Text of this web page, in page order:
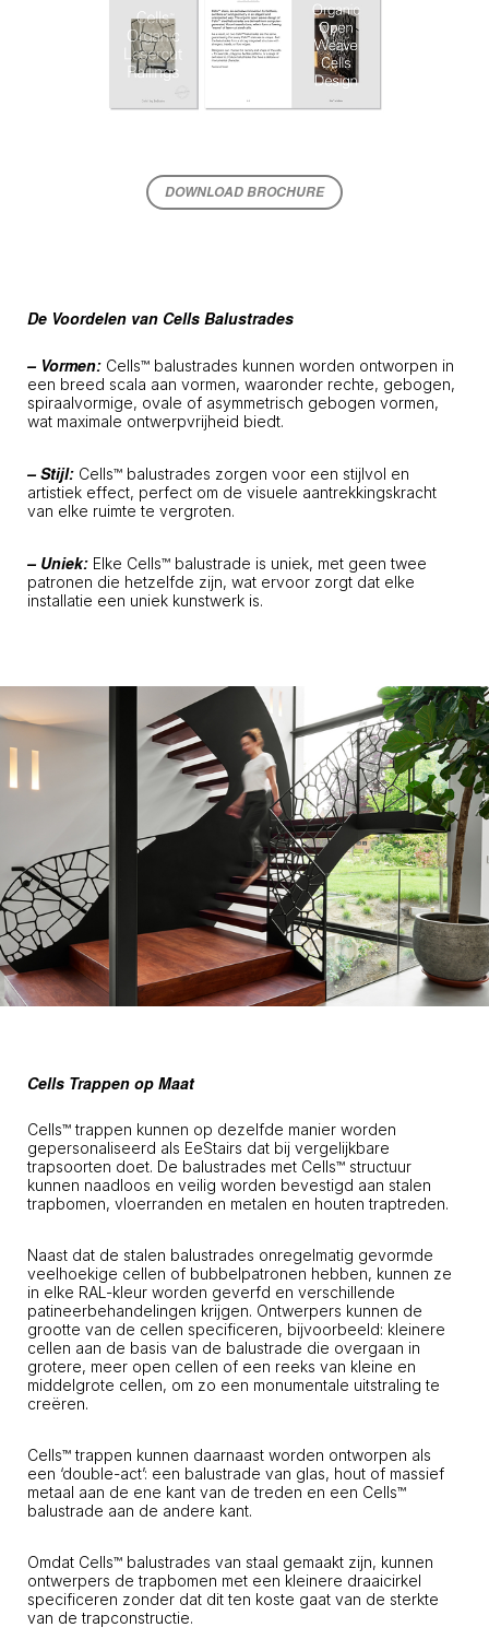
DOWNLOAD BROCHURE
De Voordelen van Cells Balustrades
– Vormen: Cells™ balustrades kunnen worden ontworpen in
een breed scala aan vormen, waaronder rechte, gebogen,
spiraalvormige, ovale of asymmetrisch gebogen vormen,
wat maximale ontwerpvrijheid biedt.
– Stijl: Cells™ balustrades zorgen voor een stijlvol en
artistiek effect, perfect om de visuele aantrekkingskracht
van elke ruimte te vergroten.
– Uniek: Elke Cells™ balustrade is uniek, met geen twee
patronen die hetzelfde zijn, wat ervoor zorgt dat elke
installatie een uniek kunstwerk is.
Cells Trappen op Maat
Cells™ trappen kunnen op dezelfde manier worden
gepersonaliseerd als EeStairs dat bij vergelijkbare
trapsoorten doet. De balustrades met Cells™ structuur
kunnen naadloos en veilig worden bevestigd aan stalen
trapbomen, vloerranden en metalen en houten traptreden.
Naast dat de stalen balustrades onregelmatig gevormde
veelhoekige cellen of bubbelpatronen hebben, kunnen ze
in elke RAL-kleur worden geverfd en verschillende
patineerbehandelingen krijgen. Ontwerpers kunnen de
grootte van de cellen specificeren, bijvoorbeeld: kleinere
cellen aan de basis van de balustrade die overgaan in
grotere, meer open cellen of een reeks van kleine en
middelgrote cellen, om zo een monumentale uitstraling te
creëren.
Cells™ trappen kunnen daarnaast worden ontworpen als
een ‘double-act’: een balustrade van glas, hout of massief
metaal aan de ene kant van de treden en een Cells™
balustrade aan de andere kant.
Omdat Cells™ balustrades van staal gemaakt zijn, kunnen
ontwerpers de trapbomen met een kleinere draaicirkel
specificeren zonder dat dit ten koste gaat van de sterkte
van de trapconstructie.